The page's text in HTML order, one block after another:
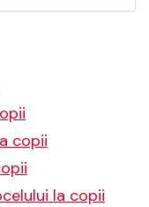
copii
la copii